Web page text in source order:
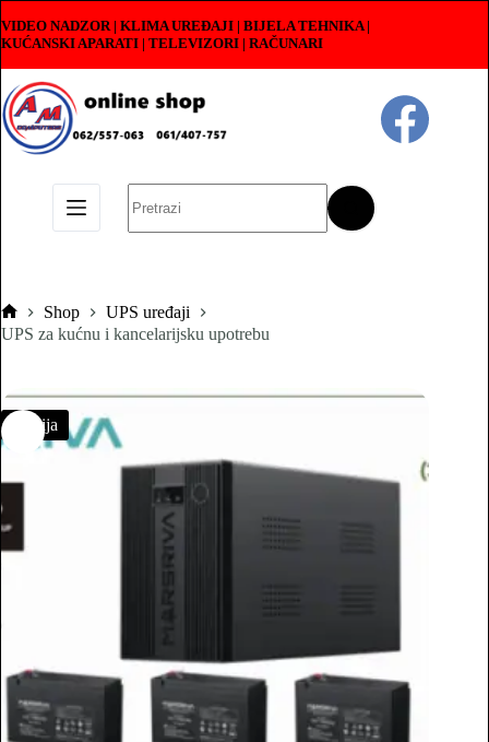
to
content
VIDEO NADZOR | KLIMA UREĐAJI | BIJELA TEHNIKA |
KUĆANSKI APARATI | TELEVIZORI | RAČUNARI
results
Pocetna
Shop
UPS uređaji
UPS za kućnu i kancelarijsku upotrebu
Akcija